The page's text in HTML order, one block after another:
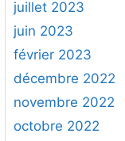
juillet 2023
juin 2023
février 2023
décembre 2022
novembre 2022
octobre 2022